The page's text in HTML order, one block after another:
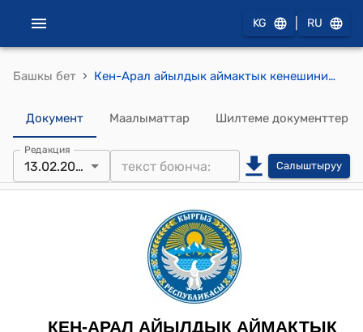
KG RU
Башкы бет › Кен-Арал айылдык аймактык кенешинин 2023-жыл 13-февралындагы № 6 "Инфраструктураны жакшыртуу боюнча" токтому
Документ Маалыматтар Шилтеме документтер
Редакция
13.02.2023 Салыштыруу